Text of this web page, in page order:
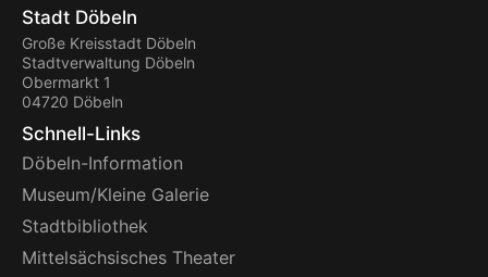
Stadt Döbeln
Große Kreisstadt Döbeln
Stadtverwaltung Döbeln
Obermarkt 1
04720 Döbeln
Schnell-Links
Döbeln-Information
Museum/Kleine Galerie
Stadtbibliothek
Mittelsächsisches Theater